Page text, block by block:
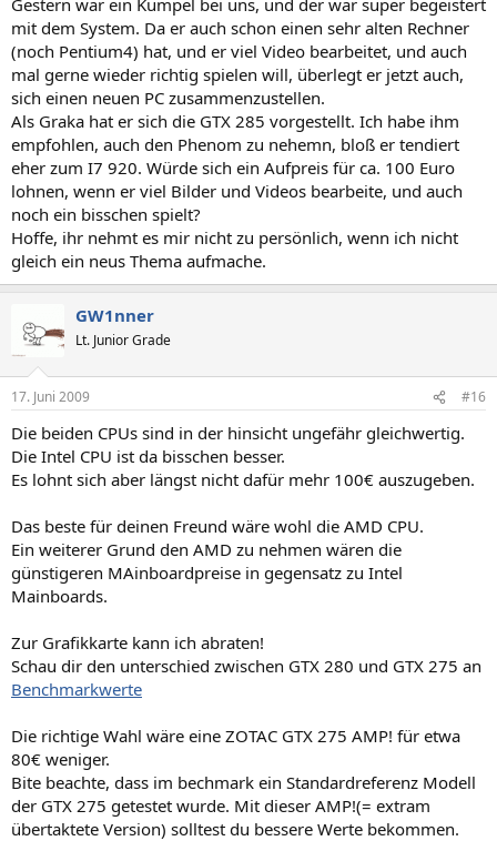
mit dem System. Da er auch schon einen sehr alten Rechner
(noch Pentium4) hat, und er viel Video bearbeitet, und auch
mal gerne wieder richtig spielen will, überlegt er jetzt auch,
sich einen neuen PC zusammenzustellen.
Als Graka hat er sich die GTX 285 vorgestellt. Ich habe ihm
empfohlen, auch den Phenom zu nehemn, bloß er tendiert
eher zum I7 920. Würde sich ein Aufpreis für ca. 100 Euro
lohnen, wenn er viel Bilder und Videos bearbeite, und auch
noch ein bisschen spielt?
Hoffe, ihr nehmt es mir nicht zu persönlich, wenn ich nicht
gleich ein neus Thema aufmache.
GW1nner
Lt. Junior Grade
17. Juni 2009 #16
Die beiden CPUs sind in der hinsicht ungefähr gleichwertig.
Die Intel CPU ist da bisschen besser.
Es lohnt sich aber längst nicht dafür mehr 100€ auszugeben.
Das beste für deinen Freund wäre wohl die AMD CPU.
Ein weiterer Grund den AMD zu nehmen wären die
günstigeren MAinboardpreise in gegensatz zu Intel
Mainboards.
Zur Grafikkarte kann ich abraten!
Schau dir den unterschied zwischen GTX 280 und GTX 275 an
Benchmarkwerte
Die richtige Wahl wäre eine ZOTAC GTX 275 AMP! für etwa
80€ weniger.
Bite beachte, dass im bechmark ein Standardreferenz Modell
der GTX 275 getestet wurde. Mit dieser AMP!(= extram
übertaktete Version) solltest du bessere Werte bekommen.